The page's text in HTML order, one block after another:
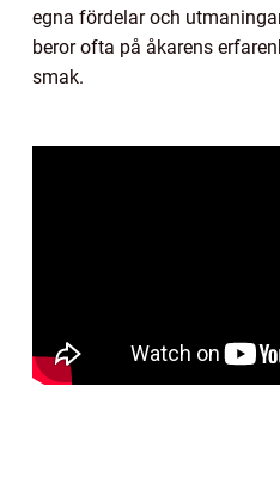
egna fördelar och
beror ofta på åkarens
smak.